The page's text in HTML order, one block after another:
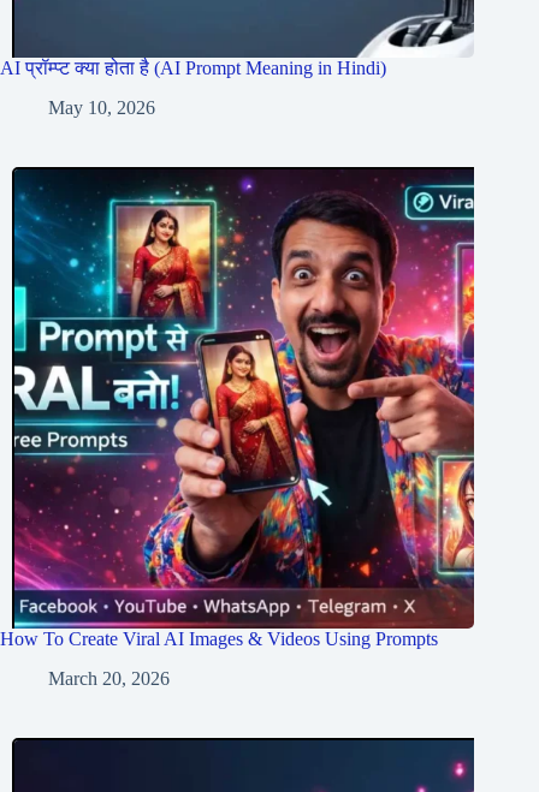
AI प्रॉम्प्ट क्या होता है (AI Prompt Meaning in Hindi)
May 10, 2026
How To Create Viral AI Images & Videos Using Prompts
March 20, 2026